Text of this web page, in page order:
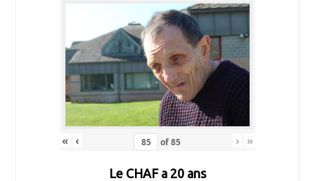
« ‹ of85 › »
Le CHAF a 20 ans